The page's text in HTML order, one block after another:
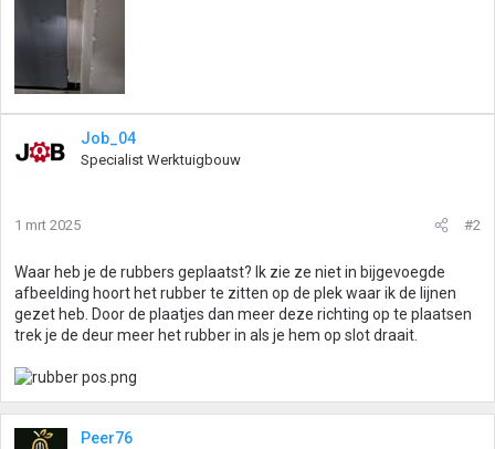
Job_04
Specialist Werktuigbouw
1 mrt 2025 #2
Waar heb je de rubbers geplaatst? Ik zie ze niet in bijgevoegde
afbeelding hoort het rubber te zitten op de plek waar ik de lijnen
gezet heb. Door de plaatjes dan meer deze richting op te plaatsen
trek je de deur meer het rubber in als je hem op slot draait.
Peer76